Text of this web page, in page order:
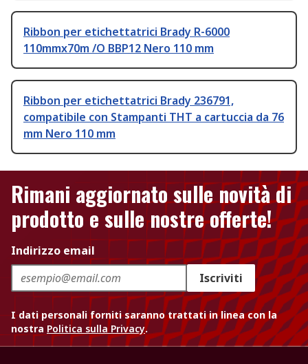
Ribbon per etichettatrici Brady R-6000
110mmx70m /O BBP12 Nero 110 mm
Ribbon per etichettatrici Brady 236791,
compatibile con Stampanti THT a cartuccia da 76
mm Nero 110 mm
Rimani aggiornato sulle novità di
prodotto e sulle nostre offerte!
Indirizzo email
Iscriviti
I dati personali forniti saranno trattati in linea con la
nostra Politica sulla Privacy.